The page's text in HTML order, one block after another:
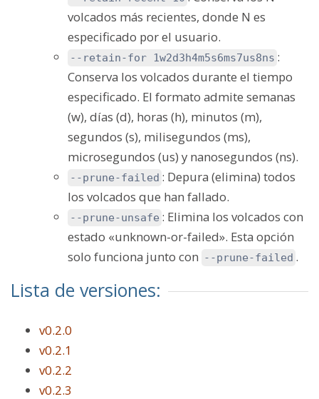
volcados más recientes, donde N es
especificado por el usuario.
--retain-for 1w2d3h4m5s6ms7us8ns :
Conserva los volcados durante el tiempo
especificado. El formato admite semanas
(w), días (d), horas (h), minutos (m),
segundos (s), milisegundos (ms),
microsegundos (us) y nanosegundos (ns).
--prune-failed : Depura (elimina) todos
los volcados que han fallado.
--prune-unsafe : Elimina los volcados con
estado «unknown-or-failed». Esta opción
solo funciona junto con --prune-failed .
Lista de versiones:
v0.2.0
v0.2.1
v0.2.2
v0.2.3